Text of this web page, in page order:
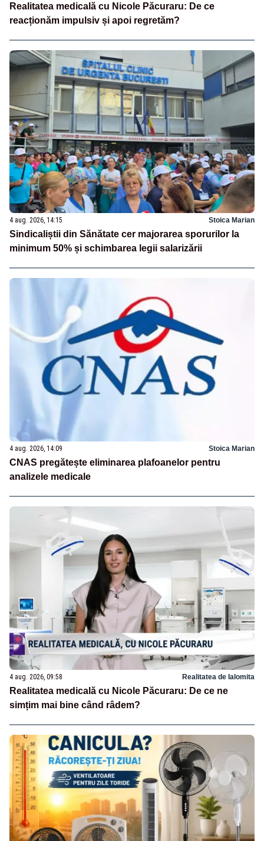
Realitatea medicală cu Nicole Păcuraru: De ce
reacționăm impulsiv și apoi regretăm?
4 aug. 2026, 14:15 Stoica Marian
Sindicaliștii din Sănătate cer majorarea sporurilor la
minimum 50% și schimbarea legii salarizării
4 aug. 2026, 14:09 Stoica Marian
CNAS pregătește eliminarea plafoanelor pentru
analizele medicale
4 aug. 2026, 09:58 Realitatea de Ialomita
Realitatea medicală cu Nicole Păcuraru: De ce ne
simțim mai bine când râdem?